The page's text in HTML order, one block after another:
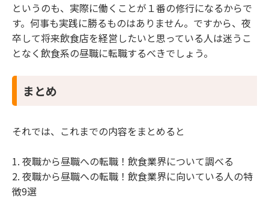
というのも、実際に働くことが１番の修行になるからで
す。何事も実践に勝るものはありません。ですから、夜
卒して将来飲食店を経営したいと思っている人は迷うこ
となく飲食系の昼職に転職するべきでしょう。
まとめ
それでは、これまでの内容をまとめると
1. 夜職から昼職への転職！飲食業界について調べる
2. 夜職から昼職への転職！飲食業界に向いている人の特
徴9選